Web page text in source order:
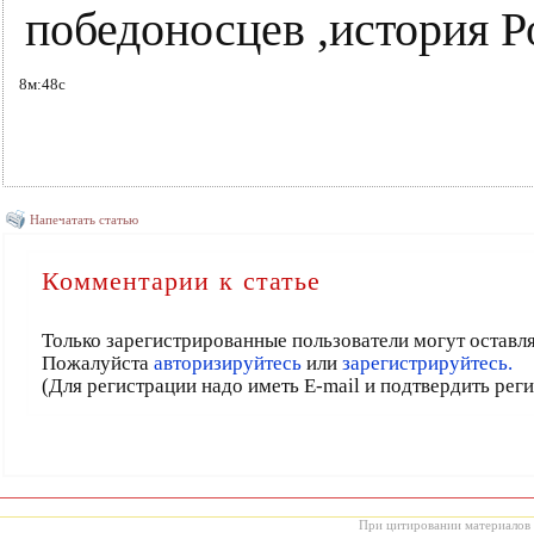
победоносцев ,история
8м:48с
Напечатать статью
Комментарии к статье
Только зарегистрированные пользователи могут
Пожалуйста авторизируйтесьили зарегистрируйтесь.
(Для регистрации надо иметь E-mail и подтвердить
При цитировании материалов